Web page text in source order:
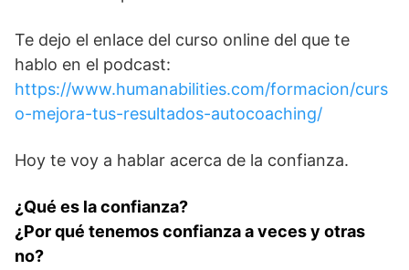
Te dejo el enlace del curso online del que te
hablo en el podcast:
https://www.humanabilities.com/formacion/curs
o-mejora-tus-resultados-autocoaching/
Hoy te voy a hablar acerca de la confianza.
¿Qué es la confianza?
¿Por qué tenemos confianza a veces y otras
no?